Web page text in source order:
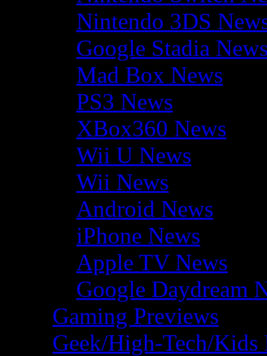
Nintendo 3DS
Google Stadia
Mad Box News
PS3 News
XBox360 News
Wii U News
Wii News
Android News
iPhone News
Apple TV News
Google Daydream
Gaming Previews
Geek/High-Tech/Kids